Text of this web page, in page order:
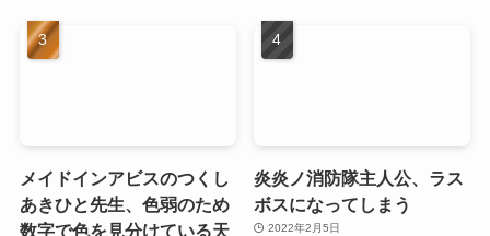
メイドインアビスのつくし
あきひと先生、色弱のため
数字で色を見分けている天
炎炎ノ消防隊主人公、ラス
ボスになってしまう
2022年2月5日